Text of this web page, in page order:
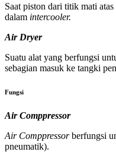
Saat piston dari titik mati
dalam intercooler.
Air Dryer
Suatu alat yang berfungsi
sebagian masuk ke tangki
Fungsi
Air Comppressor
Air Comppressorberfungsi
pneumatik).